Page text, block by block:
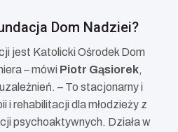
Dom Nadziei?
jest Katolicki Ośrodek Dom
– mówi Piotr Gąsiorek,
– To stacjonarny i
i rehabilitacji dla młodzieży z
psychoaktywnych. Działa w